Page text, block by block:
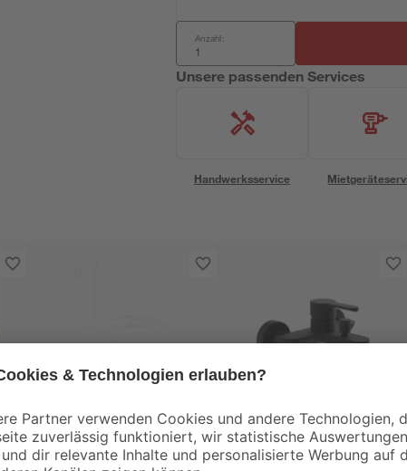
Anzahl:
Unsere passenden Services
Handwerksservice
Schütte